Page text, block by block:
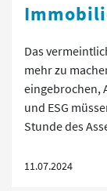
Das
mehr zu
eingebrochen,
und ESG
Stunde des
11.07.2024